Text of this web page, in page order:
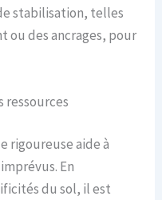
stabilisation, telles
ou des ancrages, pour
ressources
rigoureuse aide à
En
du sol, il est